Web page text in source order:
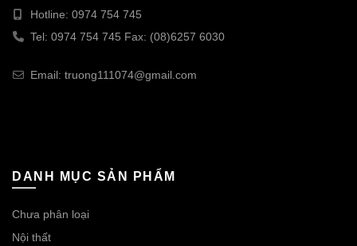
Hotline: 0974 754 745
Tel: 0974 754 745 Fax: (08)6257 6030
Email: truong111074@gmail.com
DANH MỤC SẢN PHẨM
Chưa phân loại
Nội thất